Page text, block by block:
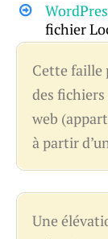
fichier
Cette faille
des
web
à partir
Une